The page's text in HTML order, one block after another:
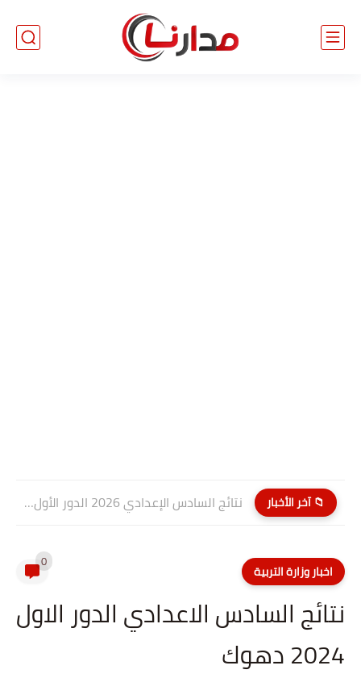
📁 آخر الأخبار نتائج السادس الإعدادي 2026 الدور الأول PDF كربلاء المقدسة| موقع...
اخبار وزارة التربية 0
نتائج السادس الاعدادي الدور الاول
2024 دهوك